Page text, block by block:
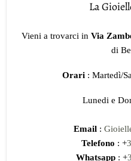
La
Vieni a trovarci in Via
di
Orari : Martedì/
Lunedi e
Email :
Telefono : +
Whatsapp : +